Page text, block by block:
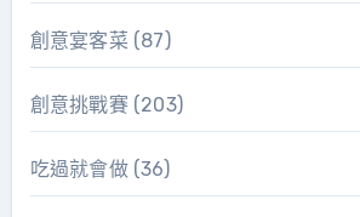
創意宴客菜 (87)
創意挑戰賽(203)
吃過就會做(36)